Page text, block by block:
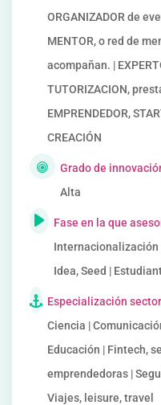
ORGANIZADOR de
MENTOR, o red de
acompañan. |
TUTORIZACION,
EMPRENDEDOR,
CREACIÓN
Grado de
Alta
Fase en la que
Internacionalización
Idea, Seed |
Especialización
Ciencia |
Educación | Fintech,
emprendedoras |
Viajes, leisure, travel